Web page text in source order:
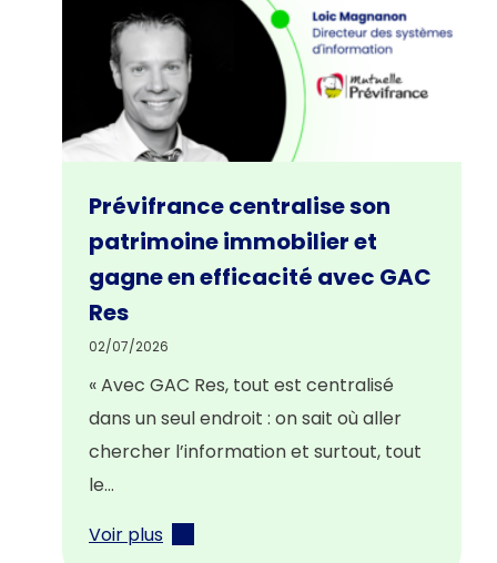
Prévifrance centralise son
patrimoine immobilier et
gagne en efficacité avec GAC
Res
02/07/2026
« Avec GAC Res, tout est centralisé
dans un seul endroit : on sait où aller
chercher l’information et surtout, tout
le…
Voir plus